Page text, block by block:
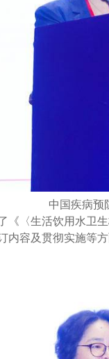
中国疾病预
《〈生活饮用水卫
内容及贯彻实施等